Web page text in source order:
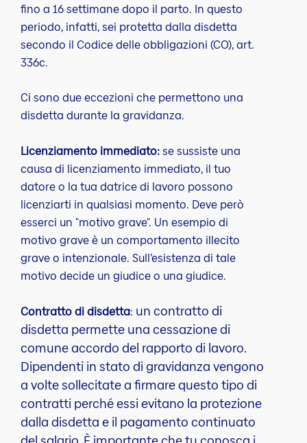
fino a 16 settimane dopo il parto. In questo
periodo, infatti, sei protetta dalla disdetta
secondo il Codice delle obbligazioni (CO), art.
336c.
Ci sono due eccezioni che permettono una
disdetta durante la gravidanza.
Licenziamento immediato:se sussiste una
causa di licenziamento immediato, il tuo
datore o la tua datrice di lavoro possono
licenziarti in qualsiasi momento. Deve però
esserci un "motivo grave". Un esempio di
motivo grave è un comportamento illecito
grave o intenzionale. Sull’esistenza di tale
motivo decide un giudice o una giudice.
Contratto di disdetta: un contratto di
disdetta permette una cessazione di
comune accordo del rapporto di lavoro.
Dipendenti in stato di gravidanza vengono
a volte sollecitate a firmare questo tipo di
contratti perché essi evitano la protezione
dalla disdetta e il pagamento continuato